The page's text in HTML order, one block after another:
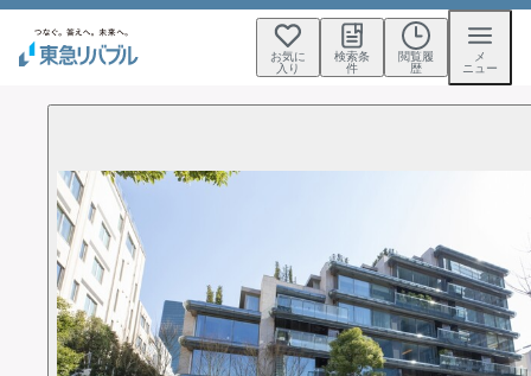
お気に
入り
検索条
件
閲覧履
歴
メ
ニュー